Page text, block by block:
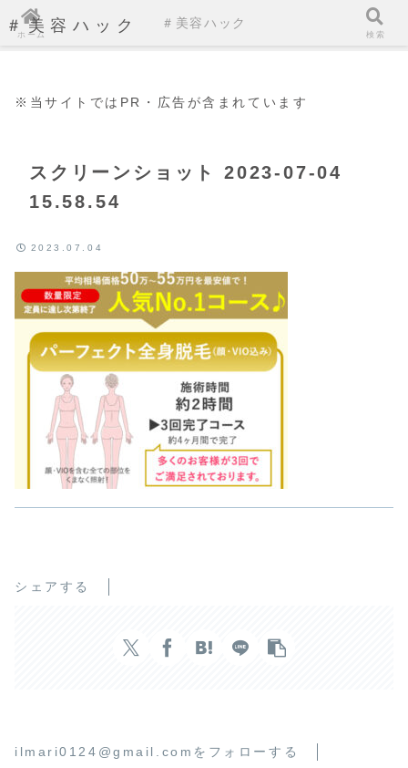
＃美容ハック
※当サイトではPR・広告が含まれています
スクリーンショット 2023-07-04
15.58.54
2023.07.04
シェアする
ilmari0124@gmail.comをフォローする
ホーム
＃美容ハック
検索